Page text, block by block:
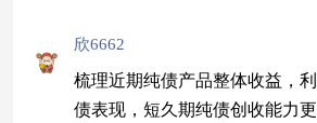
欣6662
梳理近期纯债产品整体收益，
债表现，短久期纯债创收能力